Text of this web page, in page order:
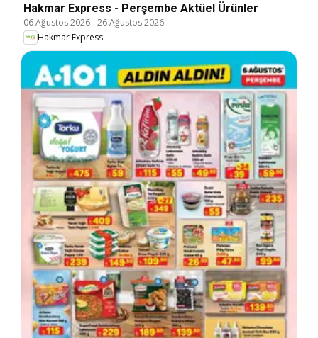
Hakmar Express - Perşembe Aktüel Ürünler
06 Ağustos 2026-26 Ağustos 2026
Hakmar Express